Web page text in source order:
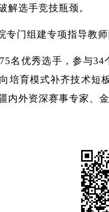
解选手竞技瓶颈。
门组建专项指导教
名优秀选手，参与
培育模式补齐技术
内外资深赛事专家、